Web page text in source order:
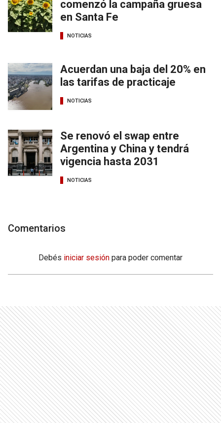
comenzó la campaña gruesa
en Santa Fe
NOTICIAS
Acuerdan una baja del 20% en
las tarifas de practicaje
NOTICIAS
Se renovó el swap entre
Argentina y China y tendrá
vigencia hasta 2031
NOTICIAS
Comentarios
Debés iniciar sesión para poder comentar